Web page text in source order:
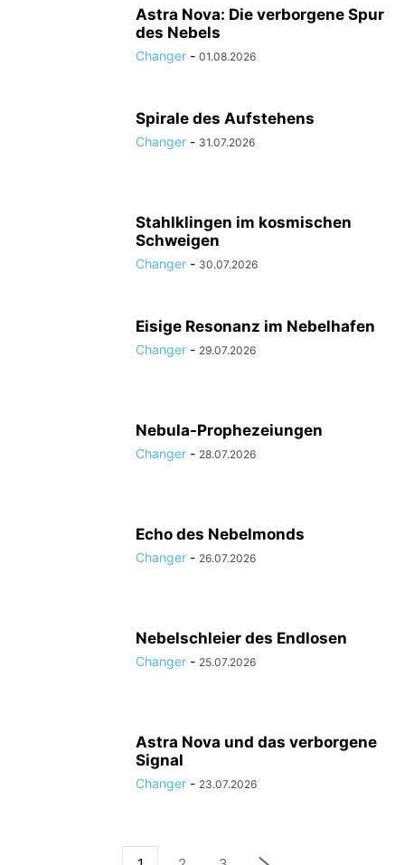
Astra Nova: Die verborgene Spur
des Nebels
Changer - 01.08.2026
Spirale des Aufstehens
Changer - 31.07.2026
Stahlklingen im kosmischen
Schweigen
Changer - 30.07.2026
Eisige Resonanz im Nebelhafen
Changer - 29.07.2026
Nebula-Prophezeiungen
Changer - 28.07.2026
Echo des Nebelmonds
Changer - 26.07.2026
Nebelschleier des Endlosen
Changer - 25.07.2026
Astra Nova und das verborgene
Signal
Changer - 23.07.2026